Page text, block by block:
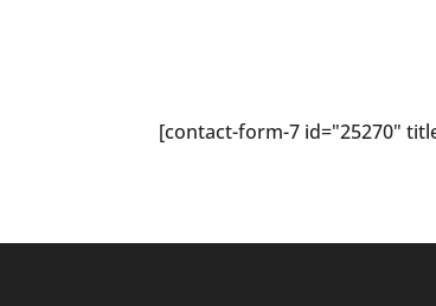
[contact-form-7 id="25270"